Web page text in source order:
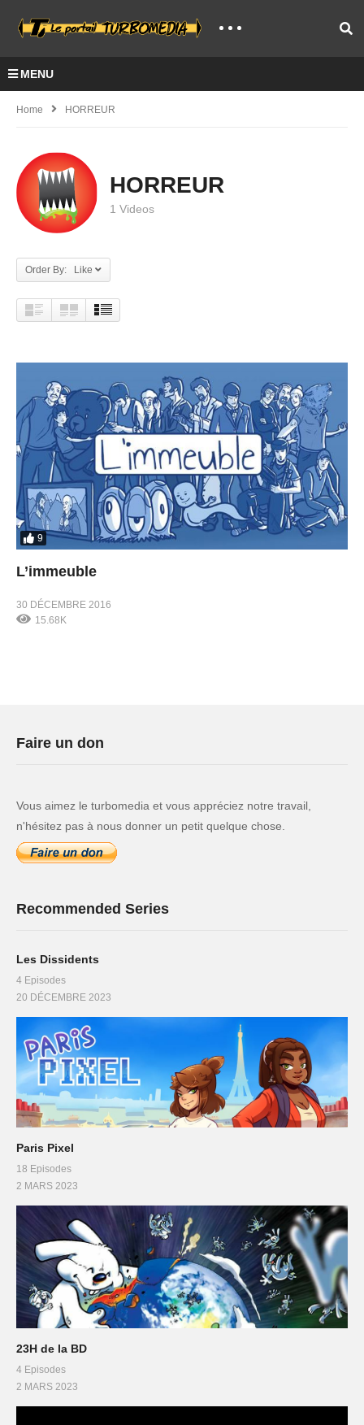
MENU
Home HORREUR
HORREUR
1 Videos
Order By: Like
9
L’immeuble
30 DÉCEMBRE 2016
15.68K
Faire un don
Vous aimez le turbomedia et vous appréciez notre travail,
n'hésitez pas à nous donner un petit quelque chose.
Recommended Series
Les Dissidents
4 Episodes
20 DÉCEMBRE 2023
Paris Pixel
18 Episodes
2 MARS 2023
23H de la BD
4 Episodes
2 MARS 2023